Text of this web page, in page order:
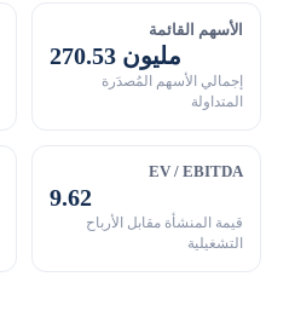
الأسهم القائمة
270.53 مليون
إجمالي الأسهم المُصدَرة
المتداولة
EV / EBITDA
9.62
قيمة المنشأة مقابل الأرباح
التشغيلية